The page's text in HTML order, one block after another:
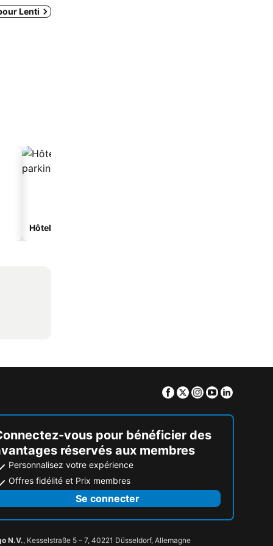
Lenti
Hôtels avec parking
Facebook
TwitterInstagram
Youtube
vous pour bénéficier des
réservés aux membres
Personnalisez votre expérience
Offres fidélité et Prix membres
Se connecter
N.V., Kesselstraße 5 – 7, 40221 Düsseldorf, Allemagne